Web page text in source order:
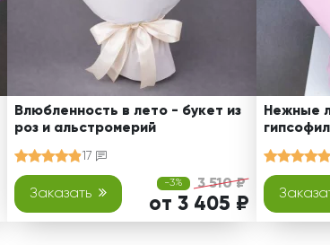
Влюбленность в лето - букет из
роз и альстромерий
17
Заказать
-3% 3 510 ₽
от 3 405 ₽
Нежные